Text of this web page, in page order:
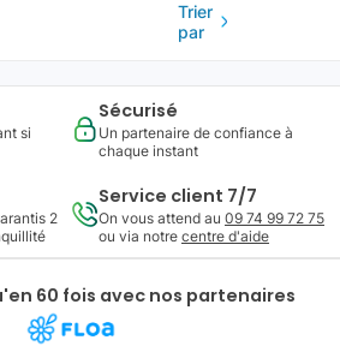
Trier
par
si
Sécurisé
Un partenaire de confiance à
chaque instant
2
Service client 7/7
On vous attend au 09 74 99 72 75
ou via notre centre d'aide
60 fois avec nos partenaires